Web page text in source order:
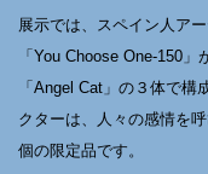
展示では、スペイン人ア
「You Choose One-150
「Angel Cat」の３体で
クターは、人々の感情を
個の限定品です。